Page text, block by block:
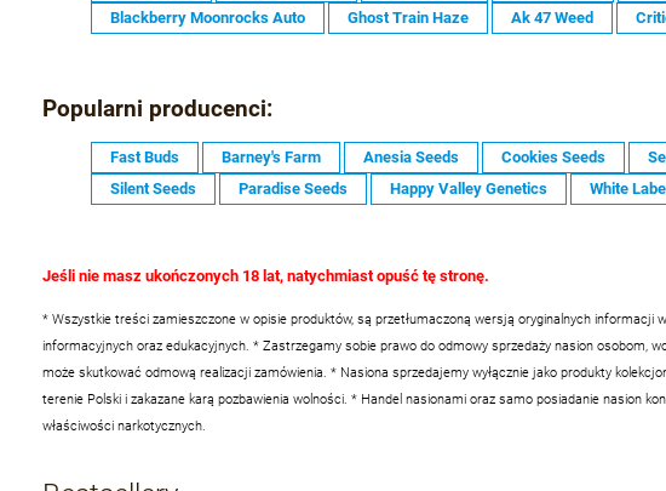
Blackberry Moonrocks Auto
Ghost Train Haze Ak 47 Weed
Popularni producenci:
Fast Buds Barney's Farm Anesia Seeds Cookies Seeds
Silent Seeds
Paradise Seeds Happy Valley Genetics White Label
Jeśli nie masz ukończonych 18 lat, natychmiast opuść tę stronę.
* Wszystkie treści zamieszczone w opisie produktów, są przetłumaczoną wersją oryginalnych
informacyjnych oraz edukacyjnych. * Zastrzegamy sobie prawo do odmowy sprzedaży nasion osobom,
może skutkować odmową realizacji zamówienia. * Nasiona sprzedajemy wyłącznie jako produkty
terenie Polski i zakazane karą pozbawienia wolności. * Handel nasionami oraz samo posiadanie nasion
właściwości narkotycznych.